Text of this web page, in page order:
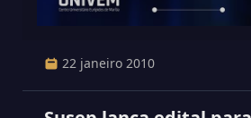
22 janeiro 2010